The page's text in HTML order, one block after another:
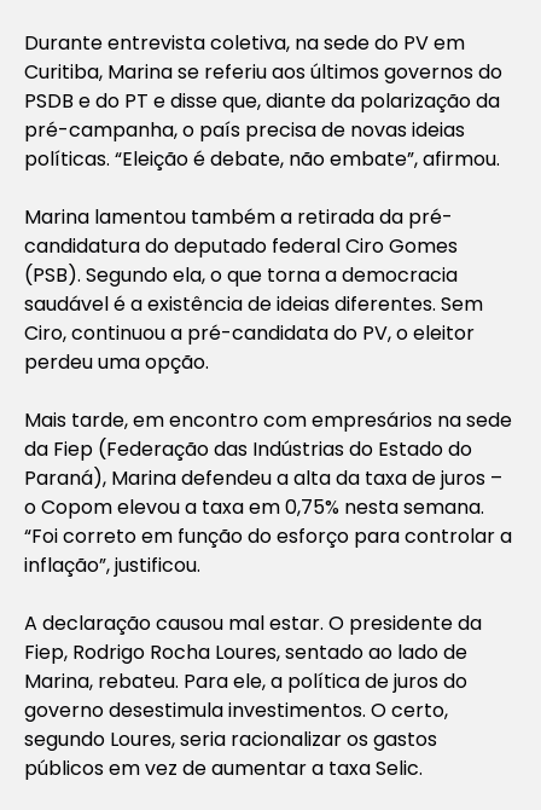
Durante entrevista coletiva, na sede do PV em
Curitiba, Marina se referiu aos últimos governos do
PSDB e do PT e disse que, diante da polarização da
pré-campanha, o país precisa de novas ideias
políticas. “Eleição é debate, não embate”, afirmou.
Marina lamentou também a retirada da pré-
candidatura do deputado federal Ciro Gomes
(PSB). Segundo ela, o que torna a democracia
saudável é a existência de ideias diferentes. Sem
Ciro, continuou a pré-candidata do PV, o eleitor
perdeu uma opção.
Mais tarde, em encontro com empresários na sede
da Fiep (Federação das Indústrias do Estado do
Paraná), Marina defendeu a alta da taxa de juros –
o Copom elevou a taxa em 0,75% nesta semana.
“Foi correto em função do esforço para controlar a
inflação”, justificou.
A declaração causou mal estar. O presidente da
Fiep, Rodrigo Rocha Loures, sentado ao lado de
Marina, rebateu. Para ele, a política de juros do
governo desestimula investimentos. O certo,
segundo Loures, seria racionalizar os gastos
públicos em vez de aumentar a taxa Selic.